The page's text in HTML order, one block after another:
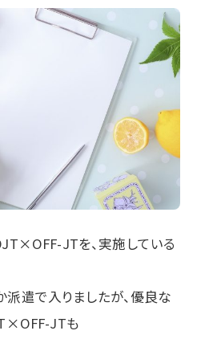
JTを、実施している
遣で入りましたが、優良な
JTも